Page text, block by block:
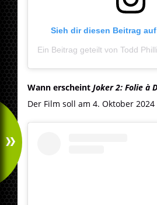
Sieh dir diesen Beitrag
Wann erscheintJoker 2: Folie à
Der Film soll am 4. Oktober